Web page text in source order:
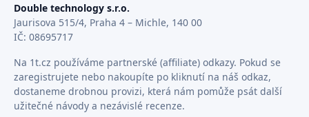
Double technology s.r.o.
Jaurisova 515/4, Praha 4 – Michle, 140 00
IČ: 08695717
Na 1t.cz používáme partnerské (affiliate) odkazy. Pokud se
zaregistrujete nebo nakoupíte po kliknutí na náš odkaz,
dostaneme drobnou provizi, která nám pomůže psát další
užitečné návody a nezávislé recenze.